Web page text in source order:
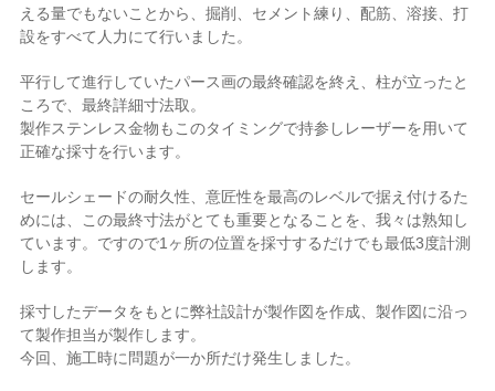
える量でもないことから、掘削、セメント練り、配筋、溶接、打
設をすべて人力にて行いました。
平行して進行していたパース画の最終確認を終え、柱が立ったと
ころで、最終詳細寸法取。
製作ステンレス金物もこのタイミングで持参しレーザーを用いて
正確な採寸を行います。
セールシェードの耐久性、意匠性を最高のレベルで据え付けるた
めには、この最終寸法がとても重要となることを、我々は熟知し
ています。ですので1ヶ所の位置を採寸するだけでも最低3度計測
します。
採寸したデータをもとに弊社設計が製作図を作成、製作図に沿っ
て製作担当が製作します。
今回、施工時に問題が一か所だけ発生しました。